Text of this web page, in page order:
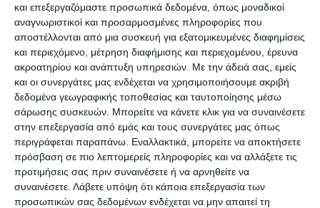
και επεξεργαζόμαστε προσωπικά δεδομένα, όπως μοναδικοί
αναγνωριστικοί και προσαρμοσμένες πληροφορίες που
αποστέλλονται από μια συσκευή για εξατομικευμένες διαφημίσεις
και περιεχόμενο, μέτρηση διαφήμισης και περιεχομένου, έρευνα
ακροατηρίου και ανάπτυξη υπηρεσιών. Με την άδειά σας, εμείς
και οι συνεργάτες μας ενδέχεται να χρησιμοποιήσουμε ακριβή
δεδομένα γεωγραφικής τοποθεσίας και ταυτοποίησης μέσω
σάρωσης συσκευών. Μπορείτε να κάνετε κλικ για να συναινέσετε
στην επεξεργασία από εμάς και τους συνεργάτες μας όπως
περιγράφεται παραπάνω. Εναλλακτικά, μπορείτε να αποκτήσετε
πρόσβαση σε πιο λεπτομερείς πληροφορίες και να αλλάξετε τις
προτιμήσεις σας πριν συναινέσετε ή να αρνηθείτε να
συναινέσετε. Λάβετε υπόψη ότι κάποια επεξεργασία των
προσωπικών σας δεδομένων ενδέχεται να μην απαιτεί τη
Ο Τραγούδας είναι γεννημένος στις 12 Μαϊου
1999 με καταγωγή από τις Σέρρες, έχει ύψος 18,1
και αγωνίζεται ως αμυντικό χάφ. Έχει αγωνιστεί
στο παρελθόν στον Απόλλωνα Αγίου Ιωάννη
Χανίων, στις γερμανικές Gütersloh (Oberliga
Westfalen) και TuRU Düsseldorf, ενώ πριν
αγωνιστεί στη Γερμανία, φορούσε τη φανέλα του
Α.Ο. Χανίων U19, την φετινή χρονιά ήταν στην
ομάδα του Πανναξιακού στην Γ΄ Εθνική κατηγορία